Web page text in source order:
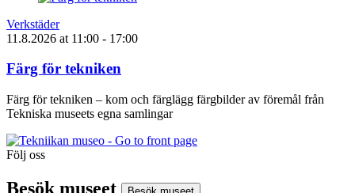
Verkstäder
11.8.2026 at 11:00 - 17:00
Färg för tekniken
Färg för tekniken – kom och färglägg färgbilder av föremål från
Tekniska museets egna samlingar
Följ oss
Besök museet